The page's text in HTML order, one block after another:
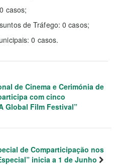
casos;
de Tráfego: 0 casos;
0 casos.
de Cinema e Cerimónia de
com cinco
Global Film Festival”
de Comparticipação nos
inicia a 1 de Junho